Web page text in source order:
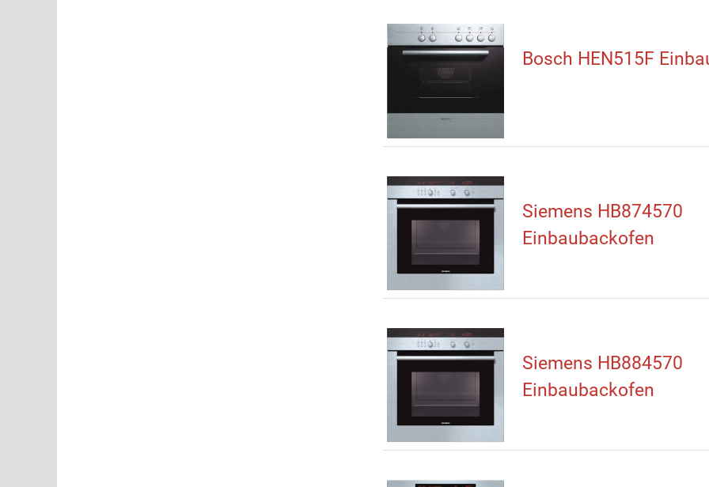
Bosch HEN515F
Siemens HB874570
Einbaubackofen
Siemens HB884570
Einbaubackofen